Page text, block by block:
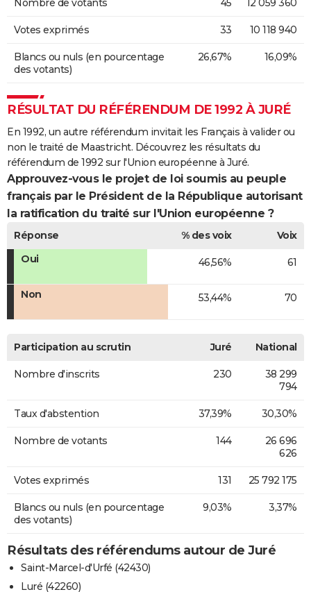
Nombre de votants 45 12 059 360
Votes exprimés 33 10 118 940
Blancs ou nuls (en pourcentage
des votants)
26,67% 16,09%
RÉSULTAT DU RÉFÉRENDUM DE 1992 À JURÉ
En 1992, un autre référendum invitait les Français à valider ou
non le traité de Maastricht. Découvrez les résultats du
référendum de 1992 sur l'Union européenne à Juré.
Approuvez-vous le projet de loi soumis au peuple
français par le Président de la République autorisant
la ratification du traité sur l'Union européenne ?
Réponse % des voix
Voix
Oui
46,56% 61
Non 53,44% 70
Participation au scrutin Juré National
Nombre d'inscrits 230
38 299
794
Taux d'abstention 37,39% 30,30%
Nombre de votants 144
26 696
626
Votes exprimés 131 25 792 175
Blancs ou nuls (en pourcentage
des votants)
9,03% 3,37%
Résultats des référendums autour de Juré
Saint-Marcel-d'Urfé (42430)
Luré (42260)